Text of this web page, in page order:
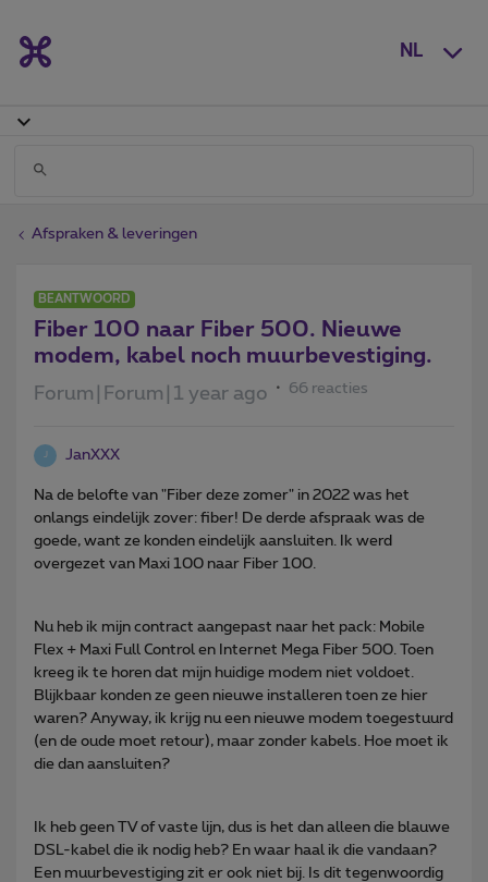
NL
Afspraken & leveringen
BEANTWOORD
Fiber 100 naar Fiber 500. Nieuwe
modem, kabel noch muurbevestiging.
Forum|Forum|1 year ago 66 reacties
J JanXXX
Na de belofte van "Fiber deze zomer" in 2022 was het
onlangs eindelijk zover: fiber! De derde afspraak was de
goede, want ze konden eindelijk aansluiten. Ik werd
overgezet van Maxi 100 naar Fiber 100.
Nu heb ik mijn contract aangepast naar het pack: Mobile
Flex + Maxi Full Control en Internet Mega Fiber 500. Toen
kreeg ik te horen dat mijn huidige modem niet voldoet.
Blijkbaar konden ze geen nieuwe installeren toen ze hier
waren? Anyway, ik krijg nu een nieuwe modem toegestuurd
(en de oude moet retour), maar zonder kabels. Hoe moet ik
die dan aansluiten?
Ik heb geen TV of vaste lijn, dus is het dan alleen die blauwe
DSL-kabel die ik nodig heb? En waar haal ik die vandaan?
Een muurbevestiging zit er ook niet bij. Is dit tegenwoordig